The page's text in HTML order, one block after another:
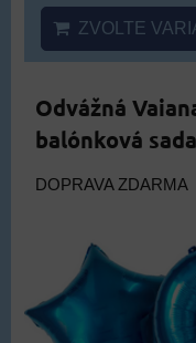
ZVOLTE
Odvážná
balónková
DOPRAVA ZDARMA